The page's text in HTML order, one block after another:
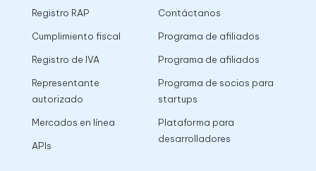
Registro RAP
Cumplimiento fiscal
Registro de IVA
Representante
autorizado
Mercados en línea
APIs
Contáctanos
Programa de afiliados
Programa de afiliados
Programa de socios para
startups
Plataforma para
desarrolladores